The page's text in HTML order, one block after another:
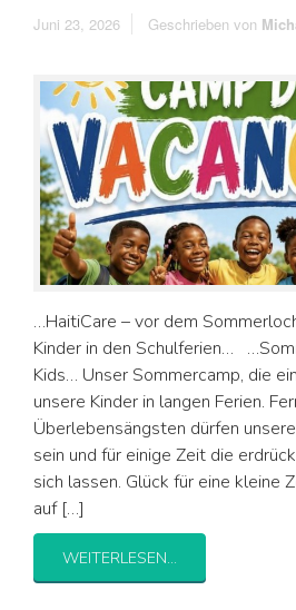
Juni 23, 2026 Geschrieben von
…HaitiCare – vor dem
Kinder in den Schulferien…
Kids… Unser Sommercamp, die
unsere Kinder in langen Ferien.
Überlebensängsten dürfen
sein und für einige Zeit die
sich lassen. Glück für eine kleine
auf […]
WEITERLESEN...